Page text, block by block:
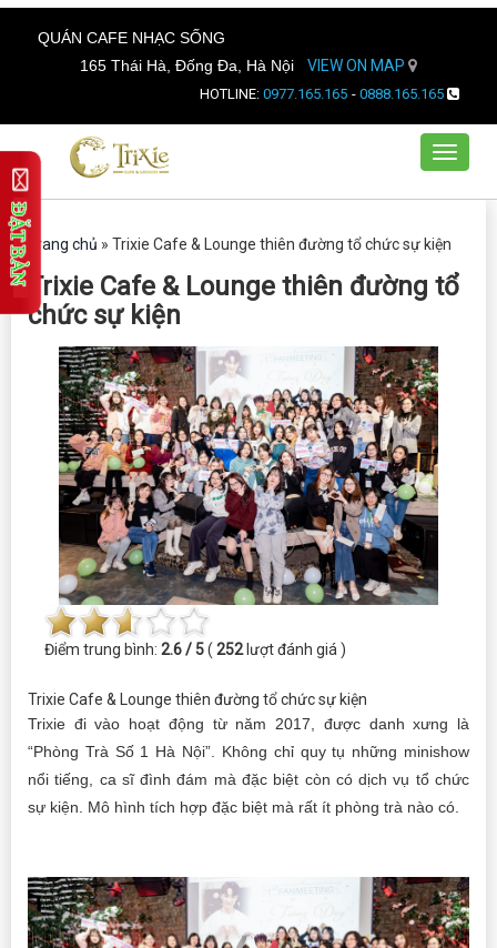
QUÁN CAFE NHẠC SỐNG
165 Thái Hà, Đống Đa, Hà Nội
VIEW ON MAP
HOTLINE: 0977.165.165 - 0888.165.165
Toggle
Trang chủ » Trixie Cafe & Lounge thiên đường tổ chức sự kiện
Trixie Cafe & Lounge thiên đường tổ
chức sự kiện
Điểm trung bình: 2.6 / 5(252lượt đánh giá )
Trixie Cafe & Lounge thiên đường tổ chức sự kiện
Trixie đi vào hoạt động từ năm 2017, được danh xưng là
“Phòng Trà Số 1 Hà Nội”. Không chỉ quy tụ những minishow
nổi tiếng, ca sĩ đình đám mà đặc biệt còn có dịch vụ tổ chức
sự kiện. Mô hình tích hợp đặc biệt mà rất ít phòng trà nào có.